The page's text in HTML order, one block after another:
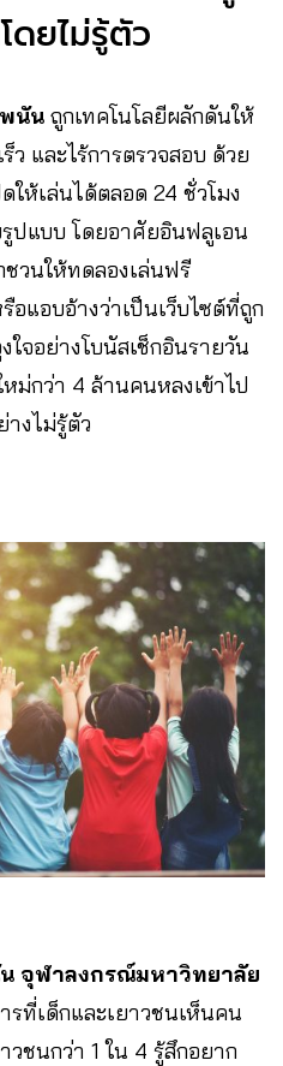
ดยไม่รู้ตัว
นัน ถูกเทคโนโลยีผลักดันให้
ว และไร้การตรวจสอบ ด้วย
ให้เล่นได้ตลอด 24 ชั่วโมง
ปแบบ โดยอาศัยอินฟลูเอน
วนให้ทดลองเล่นฟรี
แอบอ้างว่าเป็นเว็บไซต์ที่ถูก
จอย่างโบนัสเช็กอินรายวัน
ม่กว่า 4 ล้านคนหลงเข้าไป
งไม่รู้ตัว
จุฬาลงกรณ์มหาวิทยาลัย
รที่เด็กและเยาวชนเห็นคน
ชนกว่า 1 ใน 4 รู้สึกอยาก